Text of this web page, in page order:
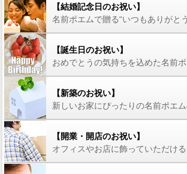
【結婚記念日のお祝い】
名前ポエムで贈る“いつもありがと
【誕生日のお祝い】
おめでとうの気持ちを込めた名前
【新築のお祝い】
新しいお家にぴったりの名前ポエ
【開業・開店のお祝い】